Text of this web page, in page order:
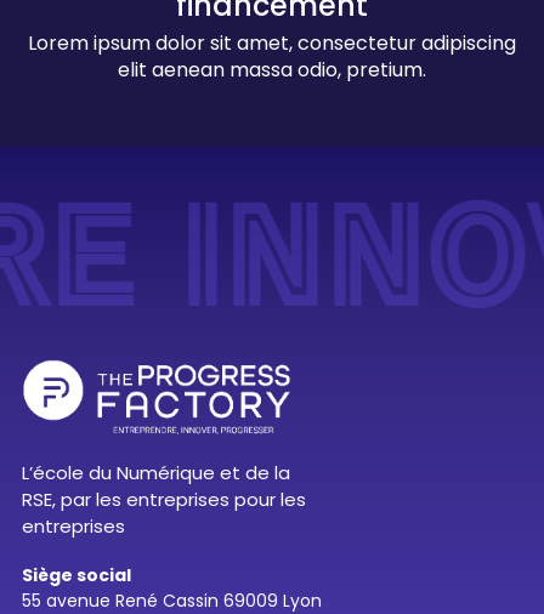
Lorem ipsum dolor sit amet, consectetur adipiscing
elit aenean massa odio, pretium.
L’école du Numérique et de la
RSE, par les entreprises pour les
entreprises
Siège social
55 avenue René Cassin 69009 Lyon